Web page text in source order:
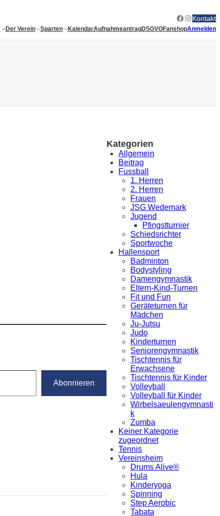
Facebook
Instagram
Kontakt
Der Verein Sparten KalendarAufnahmeantragDSGVOFanshopAnmelden
Abonnieren
Kategorien
Allgemein
Beitrag
Fussball
1. Herren
2. Herren
Frauen
JSG Wedemark
Jugend
Pfingstturnier
Schiedsrichter
Sportwoche
Hallensport
Badminton
Bodystyling
Damengymnastik
Eltern-Kind-Turnen
Fit und Fun
Geräteturnen für
Mädchen
Ju-Jutsu
Judo
Kinderturnen
Seniorengymnastik
Tischtennis für
Erwachsene
Tischtennis für Kinder
Volleyball
Volleyball für Kinder
Wirbelsaeulengymnasti
k
Zumba
Keiner Kategorie
zugeordnet
Tennis
Vereinsheim
Drums Alive®
Hula
Kinderyoga
Spinning
Step Aerobic
Tabata